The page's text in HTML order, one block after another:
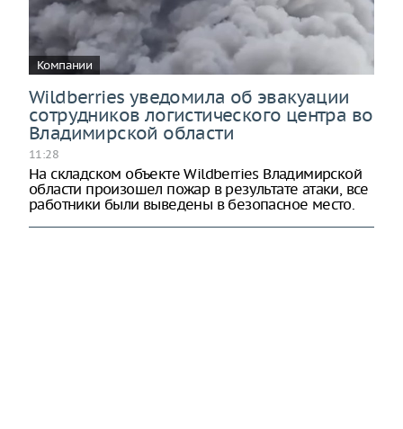
Компании
Wildberries уведомила об эвакуации
сотрудников логистического центра во
Владимирской области
11:28
На складском объекте Wildberries Владимирской
области произошел пожар в результате атаки, все
работники были выведены в безопасное место.